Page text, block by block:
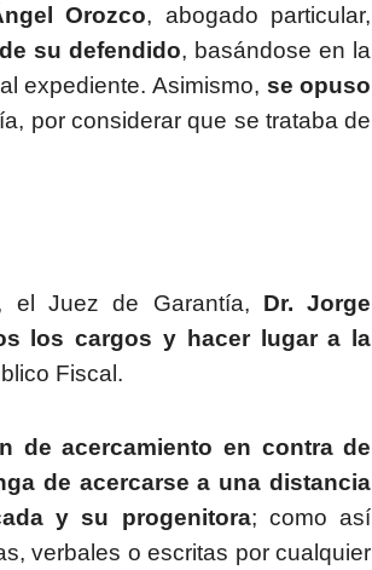
Orozco, abogado particular,
su defendido, basándose en la
expediente. Asimismo, se opuso
por considerar que se trataba de
el Juez de Garantía, Dr. Jorge
los cargos y hacer lugar a la
Fiscal.
de acercamiento en contra de
de acercarse a una distancia
y su progenitora; como así
verbales o escritas por cualquier